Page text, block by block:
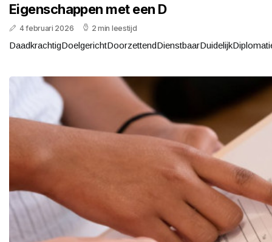
Eigenschappen met een D
4 februari 2026 2 min leestijd